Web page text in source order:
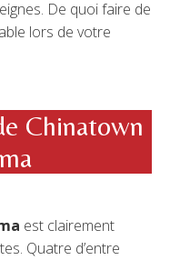
De quoi faire de
lors de votre
Chinatown
est clairement
Quatre d’entre